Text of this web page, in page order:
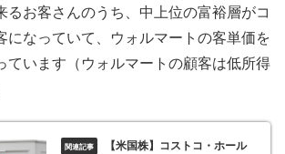
るお客さんのうち、中上位の富裕層がコ
になっていて、ウォルマートの客単価を
ています（ウォルマートの顧客は低所得
【米国株】コストコ・ホール